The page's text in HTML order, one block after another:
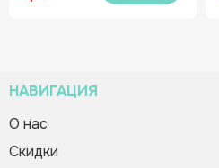
НАВИГАЦИЯ
О нас
Cкидки